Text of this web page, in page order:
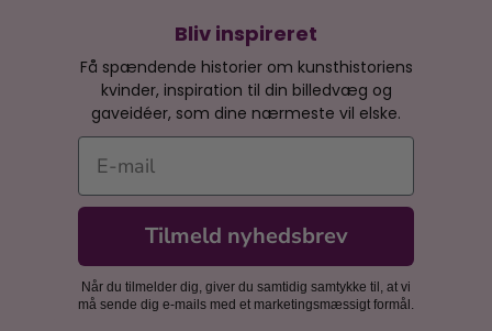
Bliv inspireret
Få spændende historier om kunsthistoriens
kvinder, inspiration til din billedvæg og
gaveidéer, som dine nærmeste vil elske.
E-mail
Tilmeld nyhedsbrev
Når du tilmelder dig, giver du samtidig samtykke til, at vi
må sende dig e-mails med et marketingsmæssigt formål.